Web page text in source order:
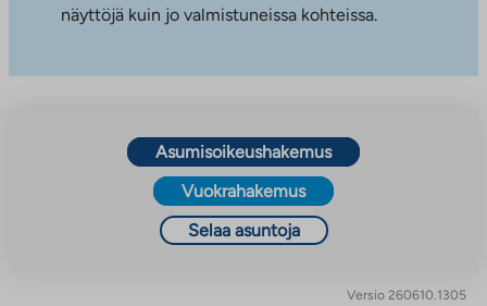
näyttöjä kuin jo valmistuneissa kohteissa.
Asumisoikeushakemus
Vuokrahakemus
Selaa asuntoja
Versio 260610.1305